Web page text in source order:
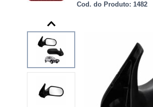
Cod. do Produto: 1482